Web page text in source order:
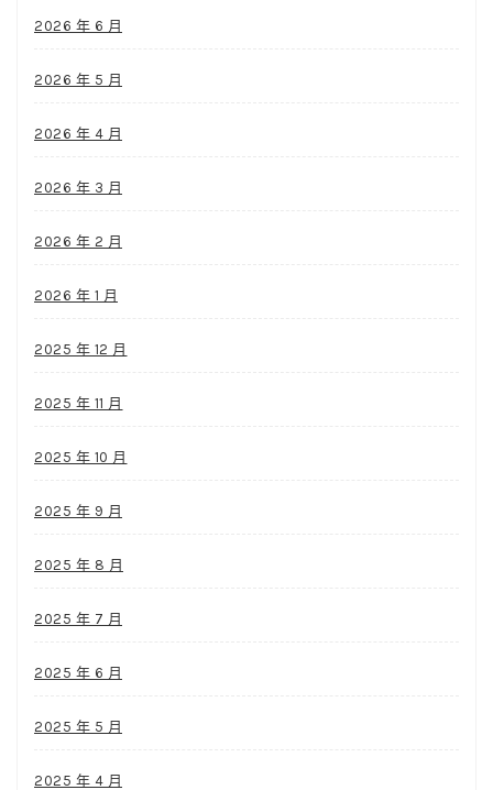
2026 年 6 月
2026 年 5 月
2026 年 4 月
2026 年 3 月
2026 年 2 月
2026 年 1 月
2025 年 12 月
2025 年 11 月
2025 年 10 月
2025 年 9 月
2025 年 8 月
2025 年 7 月
2025 年 6 月
2025 年 5 月
2025 年 4 月